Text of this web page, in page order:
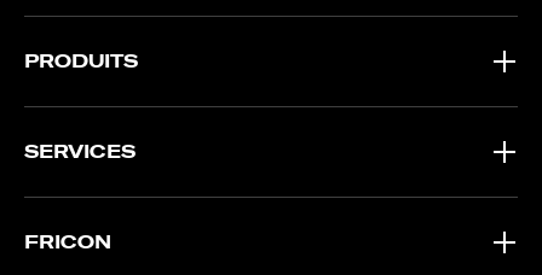
PRODUITS
SERVICES
FRICON